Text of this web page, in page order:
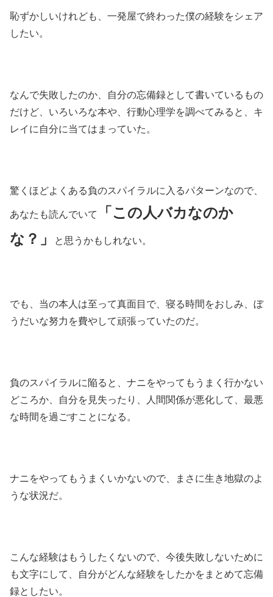
恥ずかしいけれども、一発屋で終わった僕の経験をシェア
したい。
なんで失敗したのか、自分の忘備録として書いているもの
だけど、いろいろな本や、行動心理学を調べてみると、キ
レイに自分に当てはまっていた。
驚くほどよくある負のスパイラルに入るパターンなので、
あなたも読んでいて
「この人バカなのか
な？」
と思うかもしれない。
でも、当の本人は至って真面目で、寝る時間をおしみ、ぼ
うだいな努力を費やして頑張っていたのだ。
負のスパイラルに陥ると、ナニをやってもうまく行かない
どころか、自分を見失ったり、人間関係が悪化して、最悪
な時間を過ごすことになる。
ナニをやってもうまくいかないので、まさに生き地獄のよ
うな状況だ。
こんな経験はもうしたくないので、今後失敗しないために
も文字にして、自分がどんな経験をしたかをまとめて忘備
録としたい。